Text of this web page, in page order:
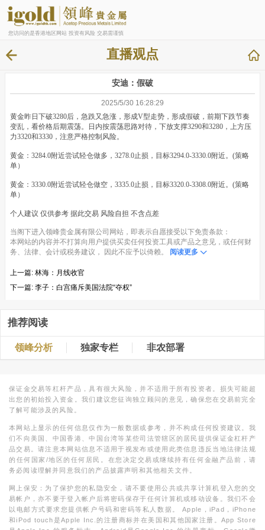
您访问的是香港地区网站 投资有风险 交易需谨慎
直播观点
安迪：假破
2025/5/30 16:28:29
黄金昨日下破3280后，急跌又急涨，形成V型走势，形成假破，前期下跌节奏
变乱，看价格后期震荡。日内按震荡思路对待，下放支撑3290和3280，上方压
力3320和3330，注意严格控制风险。
黄金：3284.0附近尝试轻仓做多，3278.0止损，目标3294.0-3330.0附近。(策略
单）
黄金：3330.0附近尝试轻仓做空，3335.0止损，目标3320.0-3308.0附近。(策略
单）
个人建议 仅供参考 据此交易 风险自担 不含点差
当阁下进入领峰贵金属有限公司网站，即表示自愿接受以下免责条款：
本网站的内容并不打算向用户提供买卖任何投资工具或产品之意见，或任何财
务、法律、会计或税务建议， 因此不应予以倚赖。
阅读更多
上一篇: 林海：月线收官
下一篇: 李子：白宫痛斥美国法院“夺权”
推荐阅读
领峰分析 独家专栏 非农部署
保证金交易等杠杆产品，具有很大风险，并不适用于所有投资者。损失可能超
出您的初始投入资金。我们建议您征询独立顾问的意见，确保您在交易前完全
了解可能涉及的风险。
本网站上显示的任何信息仅作为一般数据或参考，并不构成任何投资建议。我
们不向美国、中国香港、中国台湾等某些司法管辖区的居民提供保证金杠杆产
品交易。请注意本网站信息不适用于视发布或使用此类信息违反当地法律法规
的任何国家/地区的任何居民。在您决定交易或继续持有任何金融产品前，请
务必阅读理解并同意我们的产品披露声明和其他相关文件。
网上保安：为了保护您的私隐安全，请不要使用公共或共享计算机登入您的交
易帐户，亦不要于登入帐户后将密码保存于任何计算机或移动设备。我们不会
以电邮方式要求您提供帐户号码和密码等私人数据。 Apple，iPad，iPhone
和iPod touch是Apple Inc.的注册商标并在美国和其他国家注册。App Store